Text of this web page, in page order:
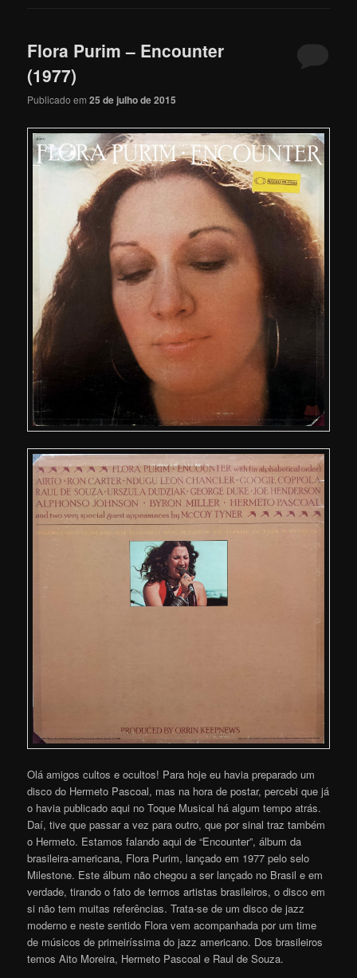
Flora Purim – Encounter
(1977)
Publicado em25 de julho de 2015
Olá amigos cultos e ocultos! Para hoje eu havia preparado um
disco do Hermeto Pascoal, mas na hora de postar, percebi que já
o havia publicado aqui no Toque Musical há algum tempo atrás.
Daí, tive que passar a vez para outro, que por sinal traz também
o Hermeto. Estamos falando aqui de “Encounter”, álbum da
brasileira-americana, Flora Purim, lançado em 1977 pelo selo
Milestone. Este álbum não chegou a ser lançado no Brasil e em
verdade, tirando o fato de termos artistas brasileiros, o disco em
si não tem muitas referências. Trata-se de um disco de jazz
moderno e neste sentido Flora vem acompanhada por um time
de músicos de primeiríssima do jazz americano. Dos brasileiros
temos Aito Moreira, Hermeto Pascoal e Raul de Souza.